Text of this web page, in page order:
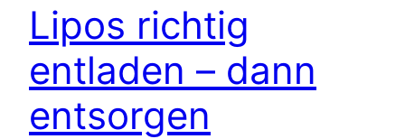
Lipos richtig
entladen – dann
entsorgen